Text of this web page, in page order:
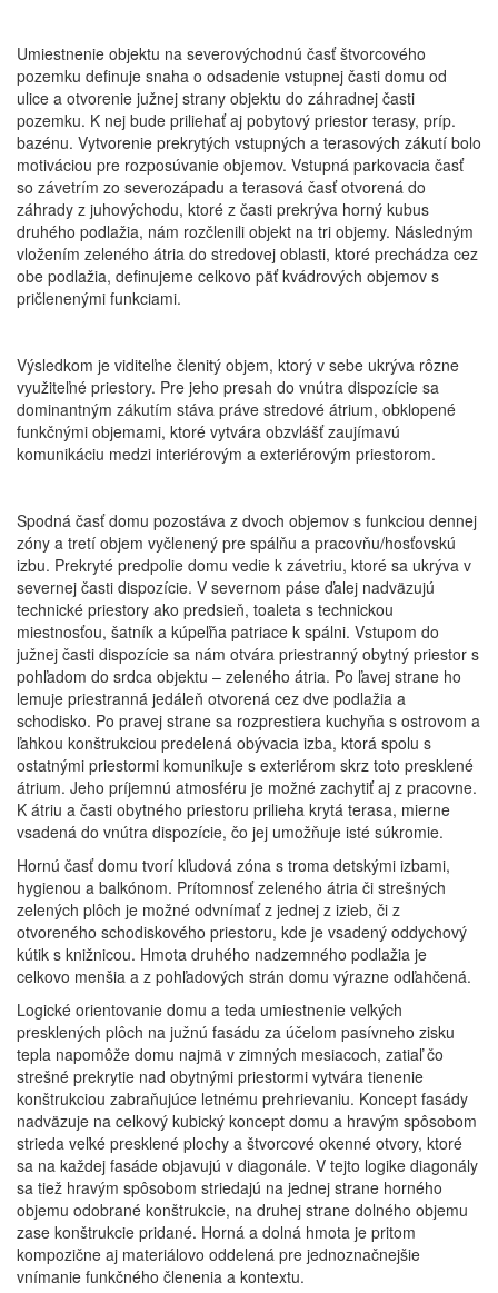
Umiestnenie objektu na severovýchodnú časť štvorcového
pozemku definuje snaha o odsadenie vstupnej časti domu od
ulice a otvorenie južnej strany objektu do záhradnej časti
pozemku. K nej bude priliehať aj pobytový priestor terasy, príp.
bazénu. Vytvorenie prekrytých vstupných a terasových zákutí bolo
motiváciou pre rozposúvanie objemov. Vstupná parkovacia časť
so závetrím zo severozápadu a terasová časť otvorená do
záhrady z juhovýchodu, ktoré z časti prekrýva horný kubus
druhého podlažia, nám rozčlenili objekt na tri objemy. Následným
vložením zeleného átria do stredovej oblasti, ktoré prechádza cez
obe podlažia, definujeme celkovo päť kvádrových objemov s
pričlenenými funkciami.
Výsledkom je viditeľne členitý objem, ktorý v sebe ukrýva rôzne
využiteľné priestory. Pre jeho presah do vnútra dispozície sa
dominantným zákutím stáva práve stredové átrium, obklopené
funkčnými objemami, ktoré vytvára obzvlášť zaujímavú
komunikáciu medzi interiérovým a exteriérovým priestorom.
Spodná časť domu pozostáva z dvoch objemov s funkciou dennej
zóny a tretí objem vyčlenený pre spálňu a pracovňu/hosťovskú
izbu. Prekryté predpolie domu vedie k závetriu, ktoré sa ukrýva v
severnej časti dispozície. V severnom páse ďalej nadväzujú
technické priestory ako predsieň, toaleta s technickou
miestnosťou, šatník a kúpeľňa patriace k spálni. Vstupom do
južnej časti dispozície sa nám otvára priestranný obytný priestor s
pohľadom do srdca objektu – zeleného átria. Po ľavej strane ho
lemuje priestranná jedáleň otvorená cez dve podlažia a
schodisko. Po pravej strane sa rozprestiera kuchyňa s ostrovom a
ľahkou konštrukciou predelená obývacia izba, ktorá spolu s
ostatnými priestormi komunikuje s exteriérom skrz toto presklené
átrium. Jeho príjemnú atmosféru je možné zachytiť aj z pracovne.
K átriu a časti obytného priestoru prilieha krytá terasa, mierne
vsadená do vnútra dispozície, čo jej umožňuje isté súkromie.
Hornú časť domu tvorí kľudová zóna s troma detskými izbami,
hygienou a balkónom. Prítomnosť zeleného átria či strešných
zelených plôch je možné odvnímať z jednej z izieb, či z
otvoreného schodiskového priestoru, kde je vsadený oddychový
kútik s knižnicou. Hmota druhého nadzemného podlažia je
celkovo menšia a z pohľadových strán domu výrazne odľahčená.
Logické orientovanie domu a teda umiestnenie veľkých
presklených plôch na južnú fasádu za účelom pasívneho zisku
tepla napomôže domu najmä v zimných mesiacoch, zatiaľ čo
strešné prekrytie nad obytnými priestormi vytvára tienenie
konštrukciou zabraňujúce letnému prehrievaniu. Koncept fasády
nadväzuje na celkový kubický koncept domu a hravým spôsobom
strieda veľké presklené plochy a štvorcové okenné otvory, ktoré
sa na každej fasáde objavujú v diagonále. V tejto logike diagonály
sa tiež hravým spôsobom striedajú na jednej strane horného
objemu odobrané konštrukcie, na druhej strane dolného objemu
zase konštrukcie pridané. Horná a dolná hmota je pritom
kompozične aj materiálovo oddelená pre jednoznačnejšie
vnímanie funkčného členenia a kontextu.